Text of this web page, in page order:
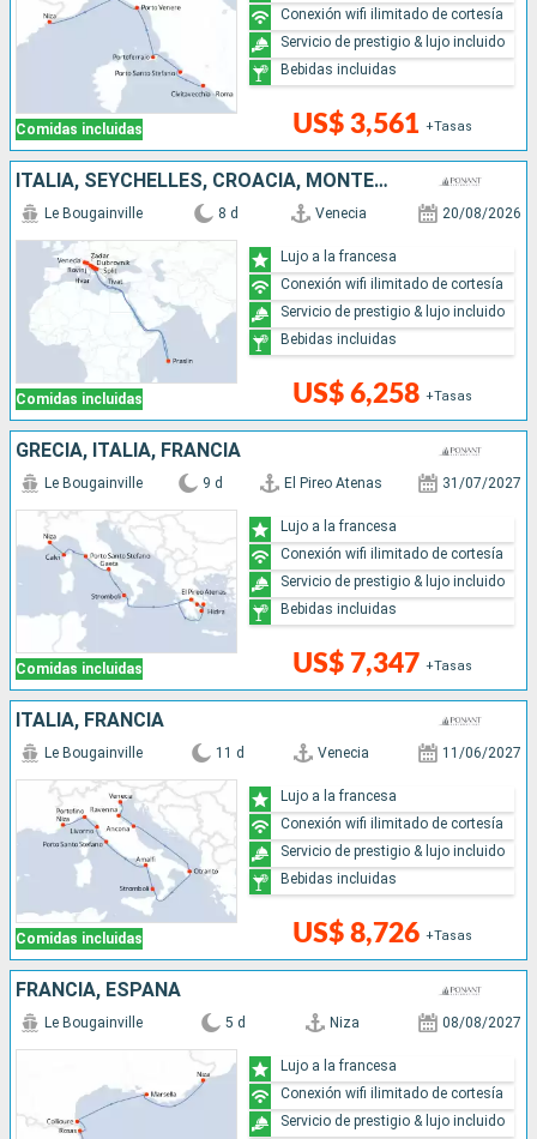
Comidas incluidas US$ 3,561 +Tasas
Conexión wifi ilimitado de cortesía
Servicio de prestigio & lujo incluido
Bebidas incluidas
ITALIA, SEYCHELLES, CROACIA, MONTENEGRO
Comidas incluidas
Le Bougainville 8 d Venecia 20/08/2026
US$ 6,258 +Tasas
Lujo a la francesa
Conexión wifi ilimitado de cortesía
Servicio de prestigio & lujo incluido
Bebidas incluidas
GRECIA, ITALIA, FRANCIA
Comidas incluidas
Le Bougainville 9 d El Pireo Atenas 31/07/2027
US$ 7,347 +Tasas
Lujo a la francesa
Conexión wifi ilimitado de cortesía
Servicio de prestigio & lujo incluido
Bebidas incluidas
ITALIA, FRANCIA
Comidas incluidas
Le Bougainville 11 d Venecia 11/06/2027
US$ 8,726 +Tasas
Lujo a la francesa
Conexión wifi ilimitado de cortesía
Servicio de prestigio & lujo incluido
Bebidas incluidas
FRANCIA, ESPAÑA
Le Bougainville 5 d Niza 08/08/2027
Lujo a la francesa
Conexión wifi ilimitado de cortesía
Servicio de prestigio & lujo incluido